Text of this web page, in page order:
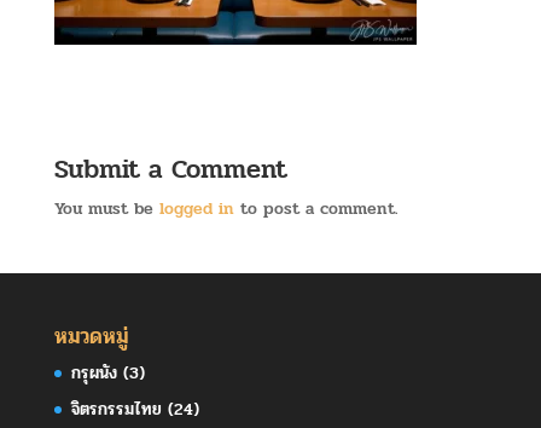
Submit a Comment
You must be logged into post a comment.
หมวดหมู่
กรุผนัง(3)
จิตรกรรมไทย (24)